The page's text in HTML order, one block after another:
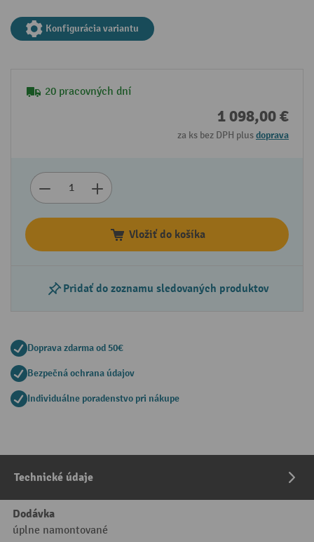
Konfigurácia variantu
20 pracovných dní
1 098,00 €
za ks bez DPH plusdoprava
Vložiť do košíka
Pridať do zoznamu sledovaných produktov
Doprava zdarma od 50€
Bezpečná ochrana údajov
Individuálne poradenstvo pri nákupe
Technické údaje
Dodávka
úplne namontované